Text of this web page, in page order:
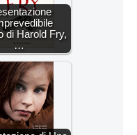
di Harold Fry,
…